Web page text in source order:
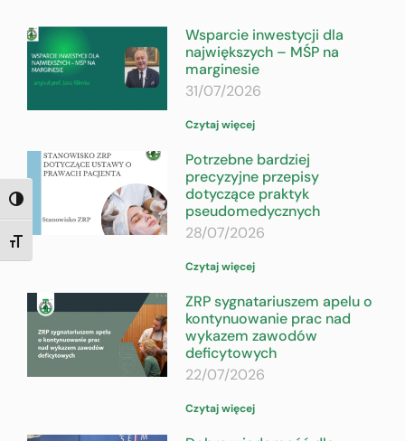
TOGGLE HIGH CONTRAST
TOGGLE FONT SIZE
Wsparcie inwestycji dla
największych – MŚP na
marginesie
31/07/2026
Czytaj więcej
Potrzebne bardziej
precyzyjne przepisy
dotyczące praktyk
pseudomedycznych
28/07/2026
Czytaj więcej
ZRP sygnatariuszem apelu o
kontynuowanie prac nad
wykazem zawodów
deficytowych
22/07/2026
Czytaj więcej